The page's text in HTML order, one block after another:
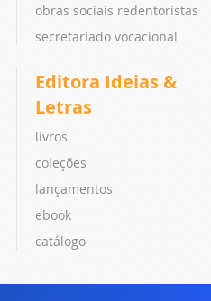
obras sociais redentoristas
secretariado vocacional
Editora Ideias &
Letras
livros
coleções
lançamentos
ebook
catálogo